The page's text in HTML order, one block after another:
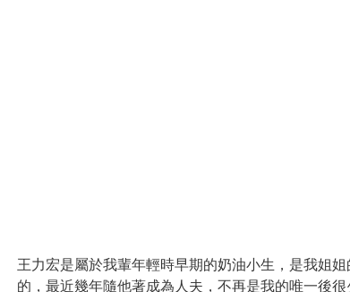
王力宏是屬於我輩年輕時早期的奶油小生，是我姐
的，最近幾年隨他著成為人夫，不再是我的唯一後很